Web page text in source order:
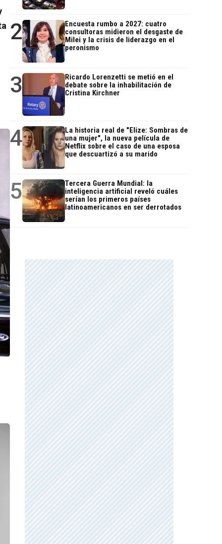
2
Encuesta rumbo a 2027: cuatro
consultoras midieron el desgaste de
Milei y la crisis de liderazgo en el
peronismo
3
Ricardo Lorenzetti se metió en el
debate sobre la inhabilitación de
Cristina Kirchner
4
La historia real de "Elize: Sombras de
una mujer", la nueva película de
Netflix sobre el caso de una esposa
que descuartizó a su marido
5
Tercera Guerra Mundial: la
inteligencia artificial reveló cuáles
serían los primeros países
latinoamericanos en ser derrotados